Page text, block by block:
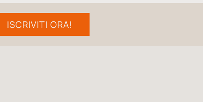
ISCRIVITI ORA!